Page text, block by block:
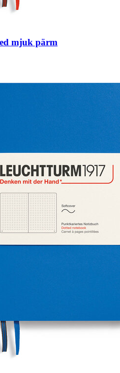
mjuk pärm